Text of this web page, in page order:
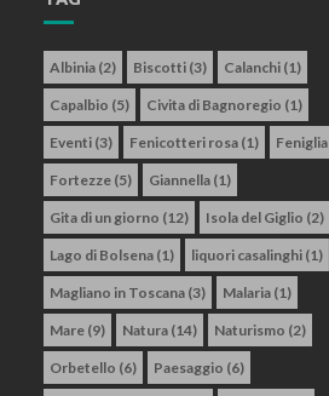
Albinia (2) Biscotti (3) Calanchi (1)
Capalbio (5) Civita di Bagnoregio (1)
Eventi (3) Fenicotteri rosa (1) Feniglia
Fortezze (5) Giannella (1)
Gita di un giorno (12) Isola del Giglio (2)
Lago di Bolsena (1) liquori casalinghi (1)
Magliano in Toscana (3) Malaria (1)
Mare (9) Natura (14) Naturismo (2)
Orbetello (6) Paesaggio (6)